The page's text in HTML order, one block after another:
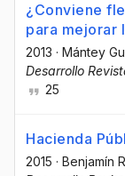
¿Conviene
para mejorar
2013 · Mántey
Desarrollo
25
Hacienda
2015 · Benjamín